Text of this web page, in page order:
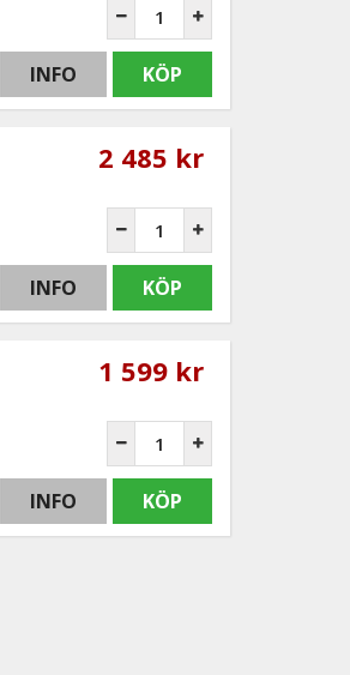
INFO KÖP
2 485 kr
INFO KÖP
1 599 kr
INFO KÖP